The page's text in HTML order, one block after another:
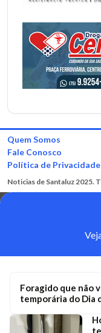
Quem Somos
Fale Conosco
Política de Privacidade
Noticias de Santaluz 2025.
Foragido que não
temporária do Dia